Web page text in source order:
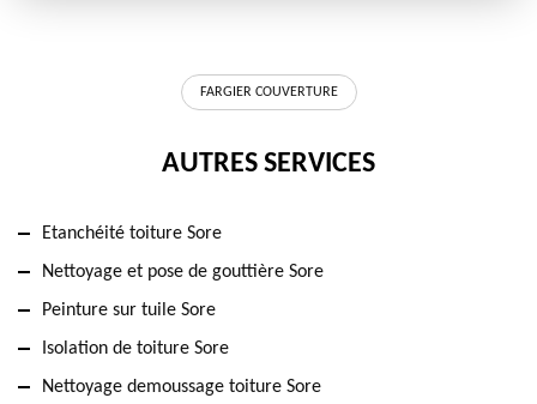
FARGIER COUVERTURE
AUTRES SERVICES
Etanchéité toiture Sore
Nettoyage et pose de gouttière Sore
Peinture sur tuile Sore
Isolation de toiture Sore
Nettoyage demoussage toiture Sore